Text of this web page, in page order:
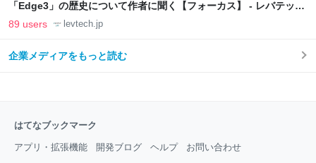
「Edge3」の歴史について作者に聞く【フォーカス】 - レバテック
LAB
89 users levtech.jp
企業メディアをもっと読む
はてなブックマーク
アプリ・拡張機能 開発ブログ ヘルプ お問い合わせ